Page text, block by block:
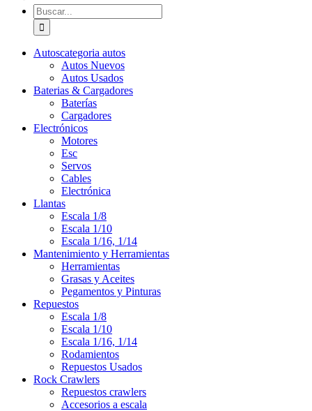
Buscar:
Autoscategoria autos
Autos Nuevos
Autos Usados
Baterias & Cargadores
Baterías
Cargadores
Electrónicos
Motores
Esc
Servos
Cables
Electrónica
Llantas
Escala 1/8
Escala 1/10
Escala 1/16, 1/14
Mantenimiento y Herramientas
Herramientas
Grasas y Aceites
Pegamentos y Pinturas
Repuestos
Escala 1/8
Escala 1/10
Escala 1/16, 1/14
Rodamientos
Repuestos Usados
Rock Crawlers
Repuestos crawlers
Accesorios a escala